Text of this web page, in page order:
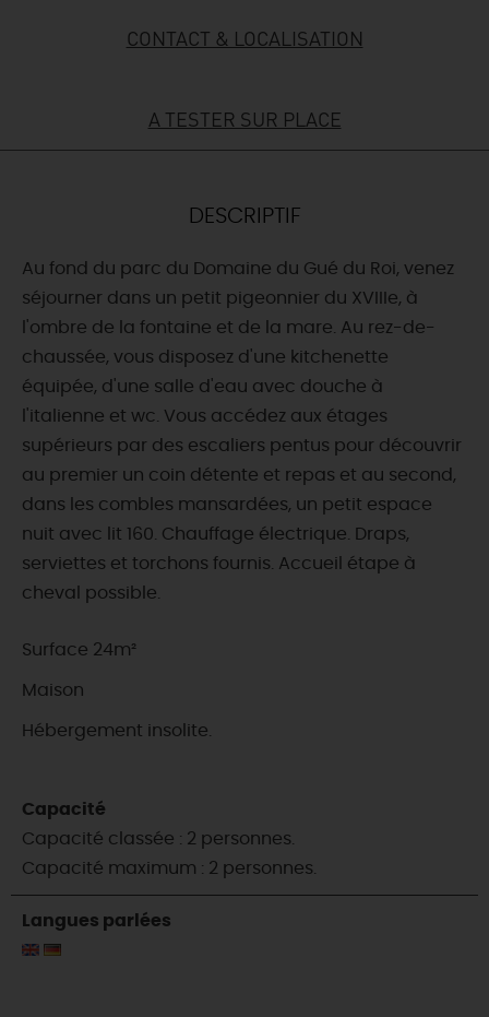
DEMAIN
CE WEEK-END
CETTE SEMAINE
TOUT L'AGENDA
CONTACT & LOCALISATION
A TESTER SUR PLACE
DESCRIPTIF
Au fond du parc du Domaine du Gué du Roi, venez
séjourner dans un petit pigeonnier du XVIIIe, à
l'ombre de la fontaine et de la mare. Au rez-de-
chaussée, vous disposez d'une kitchenette
équipée, d'une salle d'eau avec douche à
l'italienne et wc. Vous accédez aux étages
supérieurs par des escaliers pentus pour découvrir
au premier un coin détente et repas et au second,
dans les combles mansardées, un petit espace
nuit avec lit 160. Chauffage électrique. Draps,
serviettes et torchons fournis. Accueil étape à
cheval possible.
Surface 24m²
Maison
Hébergement insolite.
Capacité
Capacité classée : 2 personnes.
Capacité maximum : 2 personnes.
Langues parlées